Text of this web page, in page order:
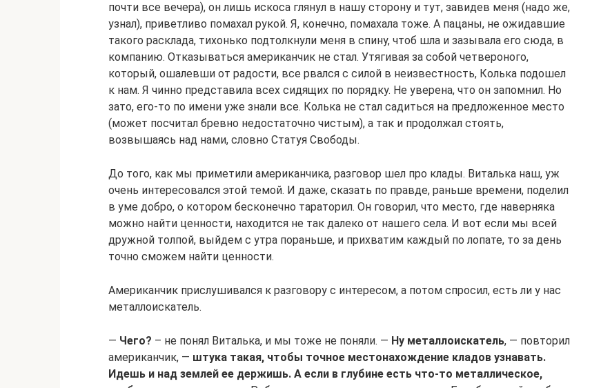
почти все вечера), он лишь искоса глянул в нашу сторону и тут, завидев меня (надо же,
узнал), приветливо помахал рукой. Я, конечно, помахала тоже. А пацаны, не ожидавшие
такого расклада, тихонько подтолкнули меня в спину, чтоб шла и зазывала его сюда, в
компанию. Отказываться американчик не стал. Утягивая за собой четвероного,
который, ошалевши от радости, все рвался с силой в неизвестность, Колька подошел
к нам. Я чинно представила всех сидящих по порядку. Не уверена, что он запомнил. Но
зато, его-то по имени уже знали все. Колька не стал садиться на предложенное место
(может посчитал бревно недостаточно чистым), а так и продолжал стоять,
возвышаясь над нами, словно Статуя Свободы.
До того, как мы приметили американчика, разговор шел про клады. Виталька наш, уж
очень интересовался этой темой. И даже, сказать по правде, раньше времени, поделил
в уме добро, о котором бесконечно тараторил. Он говорил, что место, где наверняка
можно найти ценности, находится не так далеко от нашего села. И вот если мы всей
дружной толпой, выйдем с утра пораньше, и прихватим каждый по лопате, то за день
точно сможем найти ценности.
Американчик прислушивался к разговору с интересом, а потом спросил, есть ли у нас
металлоискатель.
— Чего? – не понял Виталька, и мы тоже не поняли. — Ну металлоискатель, — повторил
американчик, — штука такая, чтобы точное местонахождение кладов узнавать.
Идешь и над землей ее держишь. А если в глубине есть что-то металлическое,